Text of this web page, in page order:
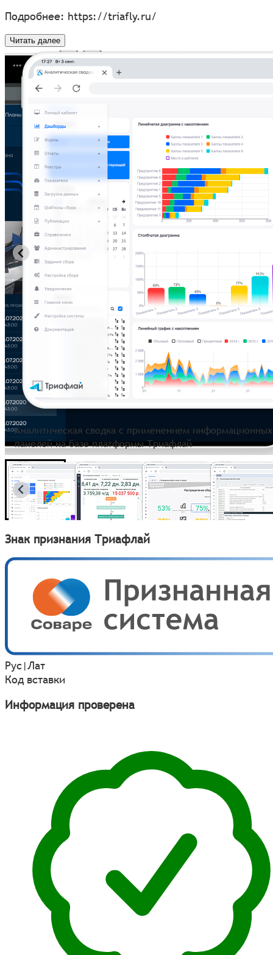
Подробнее: https://triafly.ru/
Читать далее
Аналитическая сводка с применением
панелей на базе платформы Триафлай
Знак признания Триафлай
Рус|Лат
Код вставки
Информация проверена